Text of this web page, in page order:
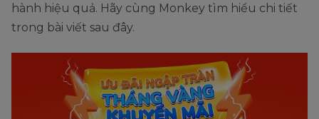
hành hiệu quả. Hãy cùng Monkey tìm hiểu chi tiết
trong bài viết sau đây.